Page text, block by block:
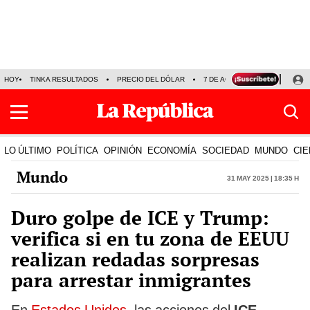
HOY TINKA RESULTADOS PRECIO DEL DÓLAR 7 DE AGOSTO OLLANTA
LO ÚLTIMO POLÍTICA OPINIÓN ECONOMÍA SOCIEDAD MUNDO
Mundo 31 May 2025 | 18:35 h
Duro golpe de ICE y Trump:
verifica si en tu zona de EEUU
realizan redadas sorpresas
para arrestar inmigrantes